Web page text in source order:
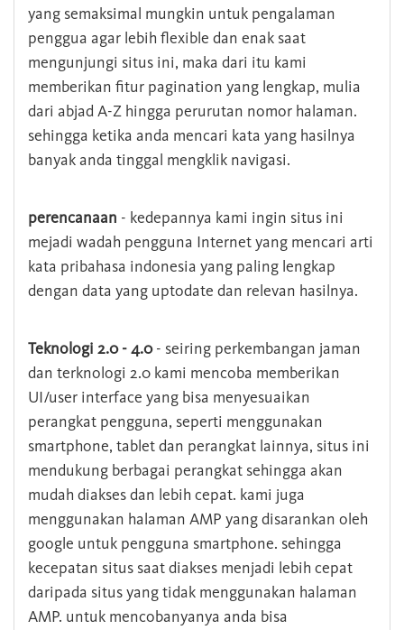
yang semaksimal mungkin untuk pengalaman
penggua agar lebih flexible dan enak saat
mengunjungi situs ini, maka dari itu kami
memberikan fitur pagination yang lengkap, mulia
dari abjad A-Z hingga perurutan nomor halaman.
sehingga ketika anda mencari kata yang hasilnya
banyak anda tinggal mengklik navigasi.
perencanaan - kedepannya kami ingin situs ini
mejadi wadah pengguna Internet yang mencari arti
kata pribahasa indonesia yang paling lengkap
dengan data yang uptodate dan relevan hasilnya.
Teknologi 2.0 - 4.0- seiring perkembangan jaman
dan terknologi 2.0 kami mencoba memberikan
UI/user interface yang bisa menyesuaikan
perangkat pengguna, seperti menggunakan
smartphone, tablet dan perangkat lainnya, situs ini
mendukung berbagai perangkat sehingga akan
mudah diakses dan lebih cepat. kami juga
menggunakan halaman AMP yang disarankan oleh
google untuk pengguna smartphone. sehingga
kecepatan situs saat diakses menjadi lebih cepat
daripada situs yang tidak menggunakan halaman
AMP. untuk mencobanyanya anda bisa